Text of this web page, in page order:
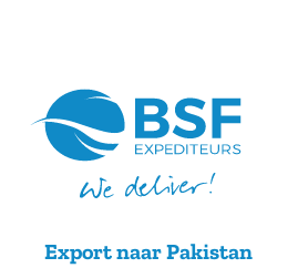
Export naar Pakistan